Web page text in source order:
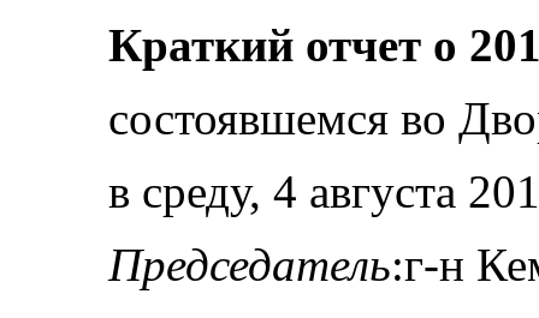
Краткий отчет о
состоявшемся во
в среду, 4 августа
Председатель:г-н